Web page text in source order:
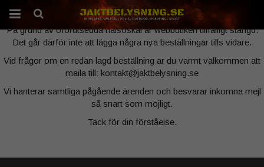
Webbutiken är tillfälligt stängd
På grund av oförutsedda hälsoskäl är webbutiken tillfälligt stängd.
Det går därför inte att lägga några nya beställningar tills vidare.
Vid frågor om en redan lagd beställning är du varmt välkommen att
maila till: kontakt@jaktbelysning.se
Vi hanterar samtliga pågående ärenden och besvarar inkomna mejl
så snart som möjligt.
Tack för din förståelse.